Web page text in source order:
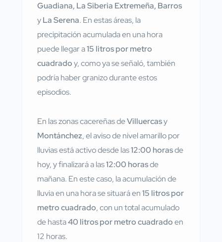
Guadiana, La Siberia Extremeña, Barros
yLa Serena. En estas áreas, la
precipitación acumulada en una hora
puede llegar a15 litros por metro
cuadradoy, como ya se señaló, también
podría haber granizo durante estos
episodios.
En las zonas cacereñas deVilluercasy
Montánchez, el aviso de nivel amarillo por
lluvias está activo desde las12:00 horasde
hoy, y finalizará a las12:00 horasde
mañana. En este caso, la acumulación de
lluvia en una hora se situará en15 litros por
metro cuadrado, con un total acumulado
de hasta40 litros por metro cuadradoen
12 horas.